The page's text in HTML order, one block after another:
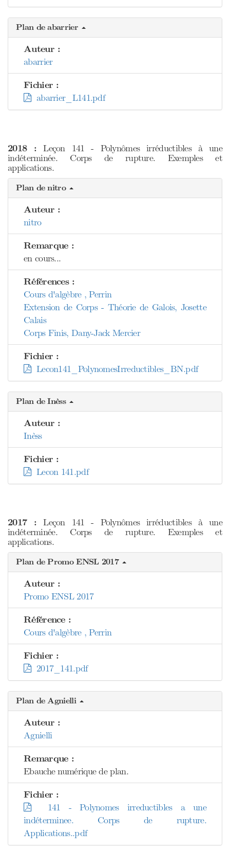
Plan de abarrier
Auteur :
abarrier
Fichier :
abarrier_L141.pdf
2018 : Leçon 141 - Polynômes irréductibles à une
indéterminée. Corps de rupture. Exemples et
applications.
Plan de nitro
Auteur :
nitro
Remarque :
en cours...
Références :
Cours d'algèbre , Perrin
Extension de Corps - Théorie de Galois, Josette
Calais
Corps Finis, Dany-Jack Mercier
Fichier :
Lecon141_PolynomesIrreductibles_BN.pdf
Plan de Inèss
Auteur :
Inèss
Fichier :
Lecon 141.pdf
2017 : Leçon 141 - Polynômes irréductibles à une
indéterminée. Corps de rupture. Exemples et
applications.
Plan de Promo ENSL 2017
Auteur :
Promo ENSL 2017
Référence :
Cours d'algèbre , Perrin
Fichier :
2017_141.pdf
Plan de Agnielli
Auteur :
Agnielli
Remarque :
Ebauche numérique de plan.
Fichier :
141 - Polynomes irreductibles a une
indéterminee. Corps de rupture.
Applications..pdf